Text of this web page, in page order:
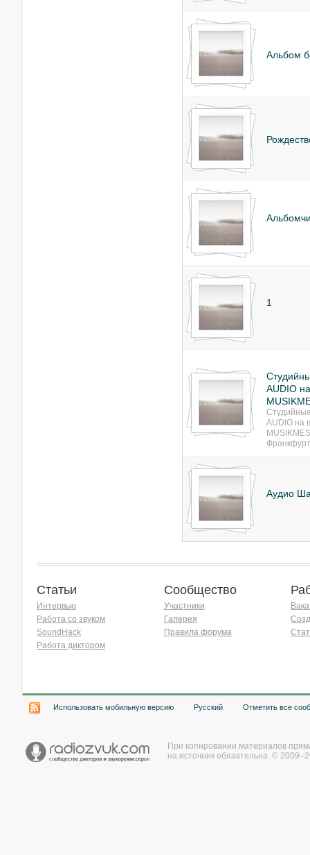
Альбом
1
AUDIO
AUDIO на
Аудио
Статьи
Интервью
Работа со звуком
SoundHack
Работа диктором
Сообщество
Участники
Галерея
Правила форума
Использовать мобильную версию Русский Отметить все
При копировании материалов
на источник обязательна. ©